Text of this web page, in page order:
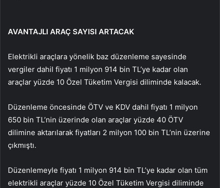
AVANTAJLI ARAÇ SAYISI ARTACAK
Elektrikli araçlara yönelik baz düzenleme sayesinde
vergiler dahil fiyatı 1 milyon 914 bin TL’ye kadar olan
araçlar yüzde 10 Özel Tüketim Vergisi diliminde kalacak.
Düzenleme öncesinde ÖTV ve KDV dahil fiyatı 1 milyon
650 bin TL’nin üzerinde olan araçlar yüzde 40 ÖTV
dilimine aktarılarak fiyatları 2 milyon 100 bin TL’nin üzerine
çıkmıştı.
Düzenlemeyle fiyatı 1 milyon 914 bin TL’ye kadar olan tüm
elektrikli araçlar yüzde 10 Özel Tüketim Vergisi diliminde